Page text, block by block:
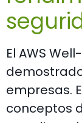
El AWS
empresas.
conceptos